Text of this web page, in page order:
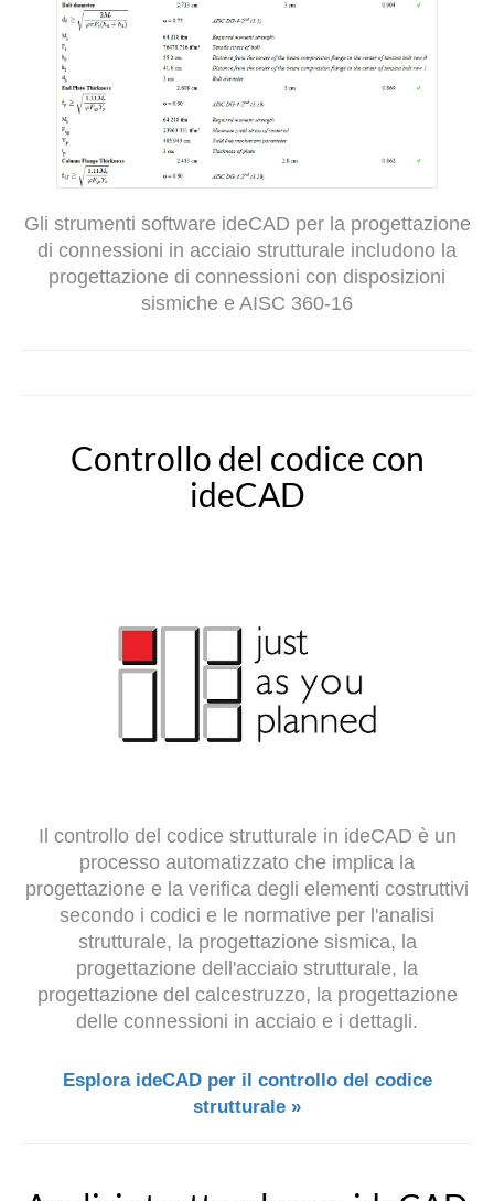
Gli strumenti software ideCAD per la progettazione
di connessioni in acciaio strutturale includono la
progettazione di connessioni con disposizioni
sismiche e AISC 360-16
Controllo del codice con
ideCAD
Il controllo del codice strutturale in ideCAD è un
processo automatizzato che implica la
progettazione e la verifica degli elementi costruttivi
secondo i codici e le normative per l'analisi
strutturale, la progettazione sismica, la
progettazione dell'acciaio strutturale, la
progettazione del calcestruzzo, la progettazione
delle connessioni in acciaio e i dettagli.
Esplora ideCAD per il controllo del codice
strutturale »